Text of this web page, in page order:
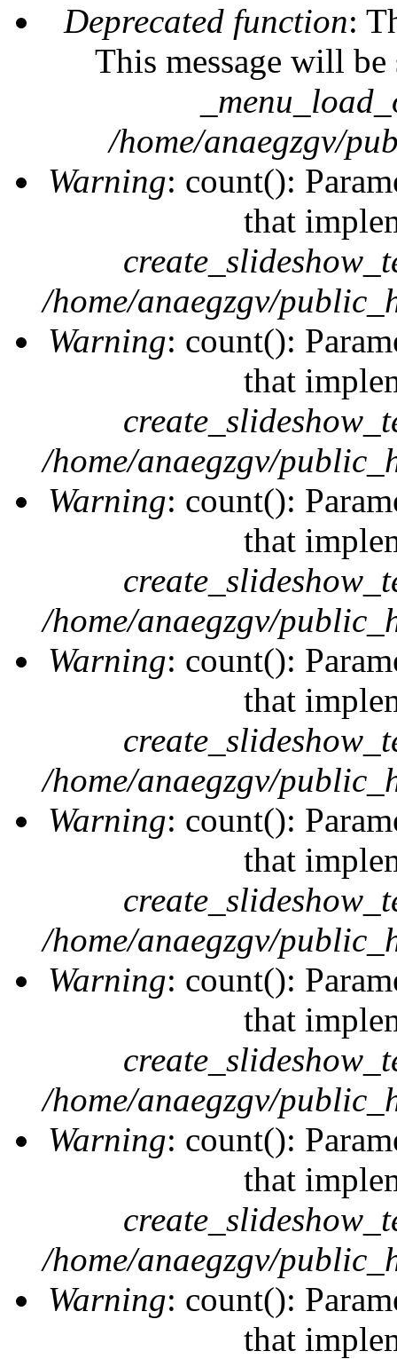
Deprecated function:
This message will
/home/anaegzgv/
Warning: count():
that
/home/anaegzgv/
Warning: count():
that
/home/anaegzgv/
Warning: count():
that
/home/anaegzgv/
Warning: count():
that
/home/anaegzgv/
Warning: count():
that
/home/anaegzgv/
Warning: count():
that
/home/anaegzgv/
Warning: count():
that
/home/anaegzgv/
Warning: count():
that